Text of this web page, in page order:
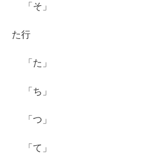
「そ」
た行
「た」
「ち」
「つ」
「て」